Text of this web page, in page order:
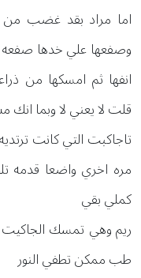
اما مراد بقد غضب من
وصفعها علي خدها
انفها ثم امسكها من
قلت لا يعني لا وبما
تاجاكبت التي كانت
مره اخري واضعا قدمه
كملي بقي
ريم وهي تمسك
طب ممكن تطفي النور